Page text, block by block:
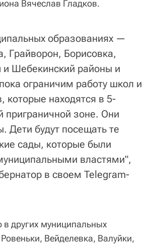
Вячеслав Гладков.
образованиях —
Грайворон, Борисовка,
и Шебекинский районы и
ограничим работу школ и
которые находятся в 5-
приграничной зоне. Они
Дети будут посещать те
сады, которые были
властями",
в своем Telegram-
в других муниципальных
Вейделевка, Валуйки,